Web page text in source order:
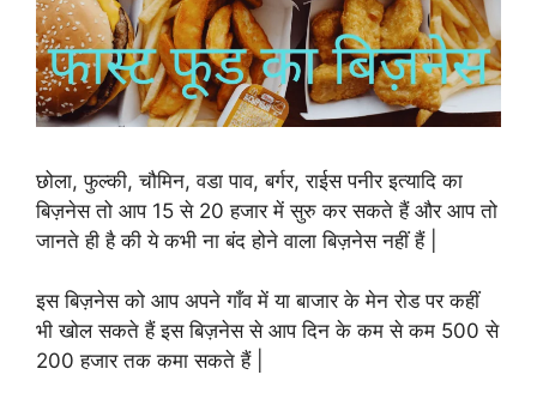
छोला, फुल्की, चौमिन, वडा पाव, बर्गर, राईस पनीर इत्यादि का
बिज़नेस तो आप 15 से 20 हजार में सुरु कर सकते हैं और आप तो
जानते ही है की ये कभी ना बंद होने वाला बिज़नेस नहीं हैं |
इस बिज़नेस को आप अपने गाँव में या बाजार के मेन रोड पर कहीं
भी खोल सकते हैं इस बिज़नेस से आप दिन के कम से कम 500 से
200 हजार तक कमा सकते हैं |